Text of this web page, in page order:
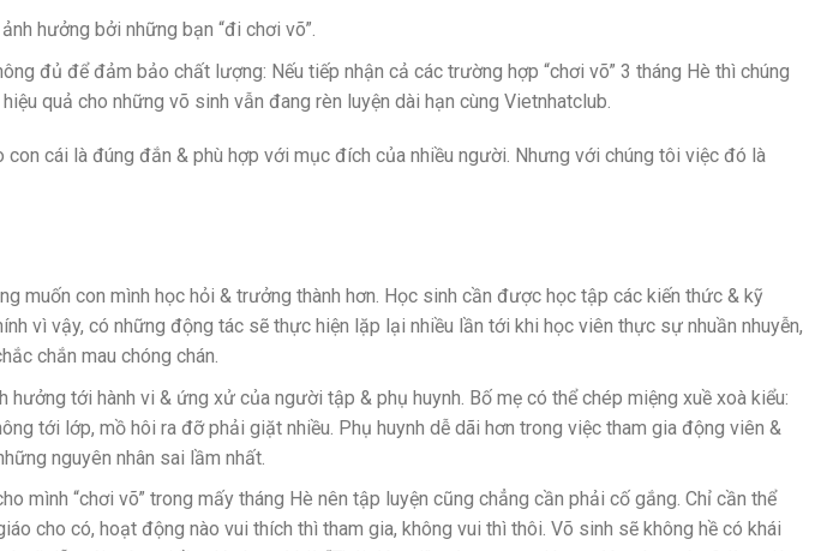
hưởng bởi những bạn “đi chơi võ”.
đủ để đảm bảo chất lượng: Nếu tiếp nhận cả các trường hợp “chơi võ” 3 tháng Hè thì chúng
quả cho những võ sinh vẫn đang rèn luyện dài hạn cùng Vietnhatclub.
con cái là đúng đắn & phù hợp với mục đích của nhiều người. Nhưng với chúng tôi việc đó là
muốn con mình học hỏi & trưởng thành hơn. Học sinh cần được học tập các kiến thức & kỹ
vì vậy, có những động tác sẽ thực hiện lặp lại nhiều lần tới khi học viên thực sự nhuần nhuyễn,
chắn mau chóng chán.
hưởng tới hành vi & ứng xử của người tập & phụ huynh. Bố mẹ có thể chép miệng xuề xoà kiểu:
tới lớp, mồ hôi ra đỡ phải giặt nhiều. Phụ huynh dễ dãi hơn trong việc tham gia động viên &
nguyên nhân sai lầm nhất.
mình “chơi võ” trong mấy tháng Hè nên tập luyện cũng chẳng cần phải cố gắng. Chỉ cần thể
cho có, hoạt động nào vui thích thì tham gia, không vui thì thôi. Võ sinh sẽ không hề có khái